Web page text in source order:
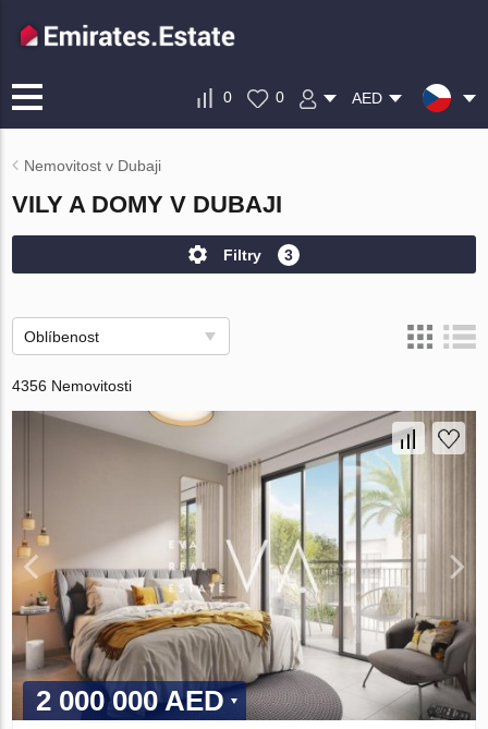
0 0 AED
Nemovitost v Dubaji
VILY A DOMY V DUBAJI
Filtry 3
Oblíbenost
4356 Nemovitosti
2 000 000 AED